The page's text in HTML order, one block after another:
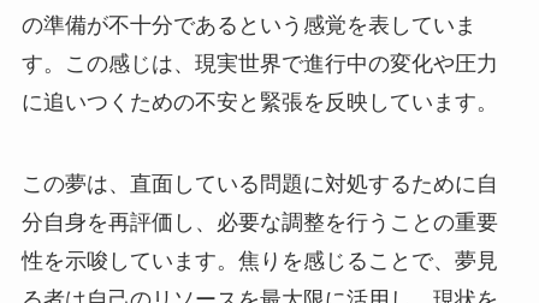
の準備が不十分であるという感覚を表していま
す。この感じは、現実世界で進行中の変化や圧力
に追いつくための不安と緊張を反映しています。
この夢は、直面している問題に対処するために自
分自身を再評価し、必要な調整を行うことの重要
性を示唆しています。焦りを感じることで、夢見